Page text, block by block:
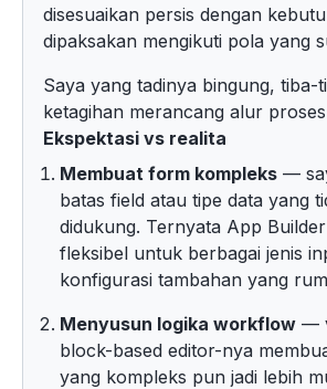
disesuaikan persis dengan
dipaksakan mengikuti pola yang
Saya yang tadinya bingung, tiba-
ketagihan merancang alur
Ekspektasi vs realita
Membuat form kompleks —
batas field atau tipe data yang
didukung. Ternyata App
fleksibel untuk berbagai jenis
konfigurasi tambahan yang
Menyusun logika workflow —
block-based editor-nya
yang kompleks pun jadi lebih